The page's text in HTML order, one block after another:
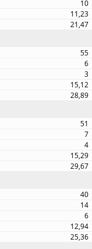
10
11,23
21,47
55
6
3
15,12
28,89
51
7
4
15,29
29,67
40
14
6
12,94
25,36